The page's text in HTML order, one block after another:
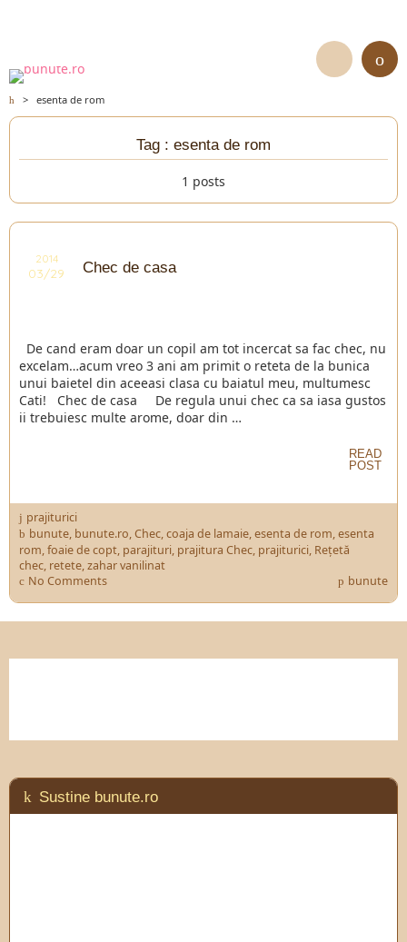
> esenta de rom
Tag : esenta de rom
1 posts
2014
03/29 Chec de casa
De cand eram doar un copil am tot incercat sa fac chec, nu
excelam…acum vreo 3 ani am primit o reteta de la bunica
unui baietel din aceeasi clasa cu baiatul meu, multumesc
Cati! Chec de casa De regula unui chec ca sa iasa gustos
ii trebuiesc multe arome, doar din …
READ
POST
prajiturici
bunute, bunute.ro,Chec,coaja de lamaie,esenta de rom,esenta
rom,foaie de copt, parajituri, prajitura Chec, prajiturici, Rețetă
chec, retete,zahar vanilinat
No Comments
bunute
Sustine bunute.ro